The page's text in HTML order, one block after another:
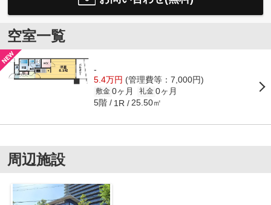
空室一覧
-
5.4万円 (管理費等：7,000円)
敷金 0ヶ月 礼金 0ヶ月
5階 1R 25.50㎡
周辺施設